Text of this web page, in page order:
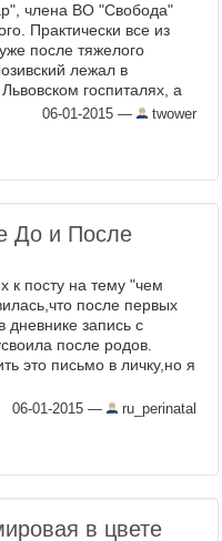
члена ВО "Свобода"
Практически все из
после тяжелого
лежал в
госпиталях, а
домой. Майдан,
за наследие У ...
06-01-2015 — twower
До и После
к посту на тему "чем
после первых
дневнике запись с
после родов.
это письмо в личку,но я
06-01-2015 — ru_perinatal
в цвете